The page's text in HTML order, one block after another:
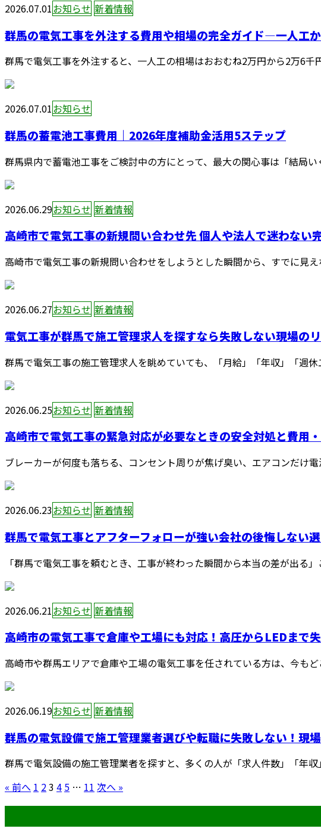
2026.07.01お知らせ 新着情報
群馬の電気工事を外注する費用や相場の完全ガイド―一人工
群馬で電気工事を外注すると、一人工の相場はおおむね2万円から2万6
2026.07.01お知らせ
群馬の蓄電池工事費用｜2026年度補助金活用5ステップ
群馬県内で蓄電池工事をご検討中の方にとって、最大の関心事は「結局
2026.06.29お知らせ 新着情報
高崎市で電気工事の新規問い合わせ先 個人や法人で迷わない
高崎市で電気工事の新規問い合わせをしようとした瞬間から、すでに見
2026.06.27お知らせ 新着情報
電気工事が群馬で施工管理求人を探すなら失敗しない現場の
群馬で電気工事の施工管理求人を眺めていても、「月給」「年収」「週
2026.06.25お知らせ 新着情報
高崎市で電気工事の緊急対応が必要なときの安全対処と費用
ブレーカーが何度も落ちる、コンセント周りが焦げ臭い、エアコンだけ
2026.06.23お知らせ 新着情報
群馬で電気工事とアフターフォローが強い会社の後悔しない
「群馬で電気工事を頼むとき、工事が終わった瞬間から本当の差が出る
2026.06.21お知らせ 新着情報
高崎市の電気工事で倉庫や工場にも対応！高圧からLEDまで
高崎市や群馬エリアで倉庫や工場の電気工事を任されている方は、今も
2026.06.19お知らせ 新着情報
群馬の電気設備で施工管理業者選びや転職に失敗しない！現
群馬で電気設備の施工管理業者を探すと、多くの人が「求人件数」「年
« 前へ 1 23 4 5 … 11 次へ »